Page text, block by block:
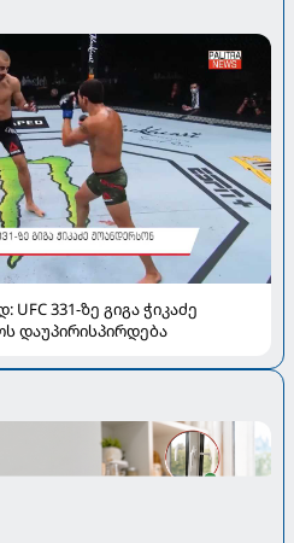
331-ზე გიგა ჭიკაძე
დაუპირისპირდება